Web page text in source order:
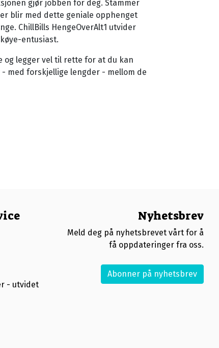
gjør jobben for deg. Stammer
blir med dette geniale opphenget
ChillBills HengeOverAlt1 utvider
entusiast.
legger vel til rette for at du kan
med forskjellige lengder - mellom de
- utvidet
Nyhetsbrev
Meld deg på nyhetsbrevet vårt for å
få oppdateringer fra oss.
Abonner på nyhetsbrev